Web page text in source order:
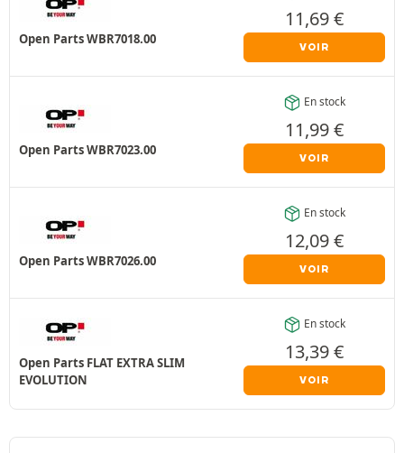
Open Parts WBR7018.00
11,69€
VOIR
Open Parts WBR7023.00
En stock
11,99€
VOIR
Open Parts WBR7026.00
En stock
12,09€
VOIR
Open Parts FLAT EXTRA SLIM
EVOLUTION
En stock
13,39€
VOIR